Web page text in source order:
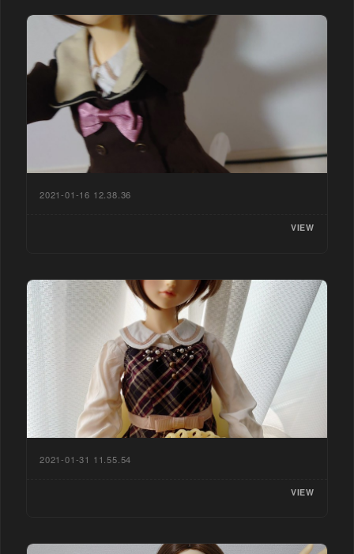
2021-01-16 12.38.36
VIEW
2021-01-31 11.55.54
VIEW